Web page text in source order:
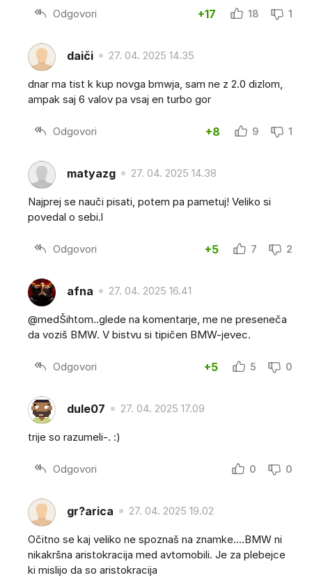
Odgovori +17 18 1
daiči 27. 04. 2025 14.35
dnar ma tist k kup novga bmwja, sam ne z 2.0 dizlom,
ampak saj 6 valov pa vsaj en turbo gor
Odgovori +8 9 1
matyazg 27. 04. 2025 14.38
Najprej se nauči pisati, potem pa pametuj! Veliko si
povedal o sebi.l
Odgovori +5 7 2
afna 27. 04. 2025 16.41
@medŠihtom..glede na komentarje, me ne preseneča
da voziš BMW. V bistvu si tipičen BMW-jevec.
Odgovori +5 5 0
dule07 27. 04. 2025 17.09
trije so razumeli-. :)
Odgovori 0 0
gr?arica 27. 04. 2025 19.02
Očitno se kaj veliko ne spoznaš na znamke....BMW ni
nikakršna aristokracija med avtomobili. Je za plebejce
ki mislijo da so aristokracija